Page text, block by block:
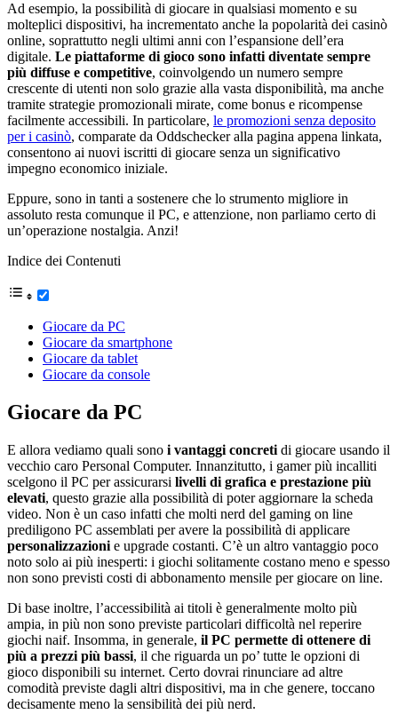
Ad esempio, la possibilità di giocare in qualsiasi momento e su
molteplici dispositivi, ha incrementato anche la popolarità dei casinò
online, soprattutto negli ultimi anni con l’espansione dell’era
digitale. Le piattaforme di gioco sono infatti diventate sempre
più diffuse e competitive, coinvolgendo un numero sempre
crescente di utenti non solo grazie alla vasta disponibilità, ma anche
tramite strategie promozionali mirate, come bonus e ricompense
facilmente accessibili. In particolare, le promozioni senza deposito
per i casinò, comparate da Oddschecker alla pagina appena linkata,
consentono ai nuovi iscritti di giocare senza un significativo
impegno economico iniziale.
Eppure, sono in tanti a sostenere che lo strumento migliore in
assoluto resta comunque il PC, e attenzione, non parliamo certo di
un’operazione nostalgia. Anzi!
Indice dei Contenuti
Giocare da PC
Giocare da smartphone
Giocare da tablet
Giocare da console
Giocare da PC
E allora vediamo quali sono i vantaggi concreti di giocare usando il
vecchio caro Personal Computer. Innanzitutto, i gamer più incalliti
scelgono il PC per assicurarsi livelli di grafica e prestazione più
elevati, questo grazie alla possibilità di poter aggiornare la scheda
video. Non è un caso infatti che molti nerd del gaming on line
prediligono PC assemblati per avere la possibilità di applicare
personalizzazioni e upgrade costanti. C’è un altro vantaggio poco
noto solo ai più inesperti: i giochi solitamente costano meno e spesso
non sono previsti costi di abbonamento mensile per giocare on line.
Di base inoltre, l’accessibilità ai titoli è generalmente molto più
ampia, in più non sono previste particolari difficoltà nel reperire
giochi naif. Insomma, in generale, il PC permette di ottenere di
più a prezzi più bassi, il che riguarda un po’ tutte le opzioni di
gioco disponibili su internet. Certo dovrai rinunciare ad altre
comodità previste dagli altri dispositivi, ma in che genere, toccano
decisamente meno la sensibilità dei più nerd.